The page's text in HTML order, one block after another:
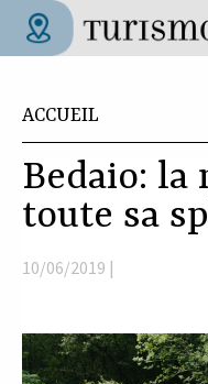
Aller au contenu principal
ACCUEIL
Bedaio: la
toute sa
10/06/2019 |